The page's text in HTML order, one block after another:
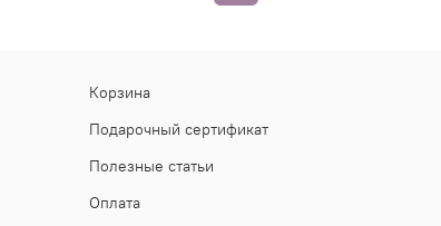
Корзина
Подарочный сертификат
Полезные статьи
Оплата